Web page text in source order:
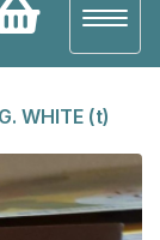
WHITE (t)